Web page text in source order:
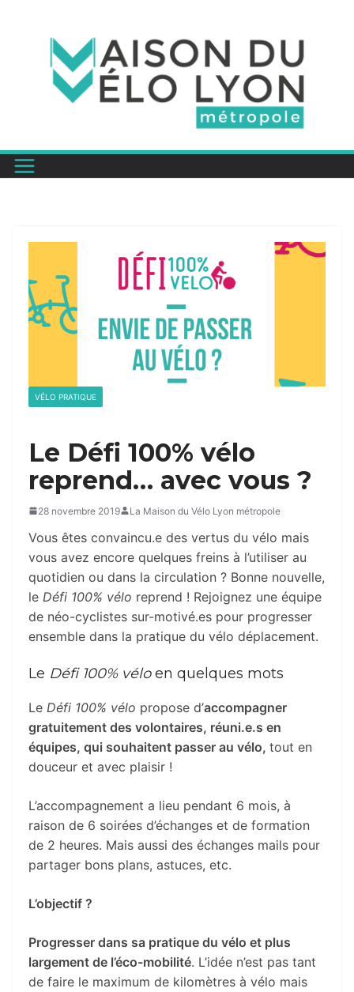
VÉLO PRATIQUE
Le Défi 100% vélo
reprend… avec vous ?
28 novembre 2019 La Maison du Vélo Lyon métropole
Vous êtes convaincu.e des vertus du vélo mais
vous avez encore quelques freins à l’utiliser au
quotidien ou dans la circulation ? Bonne nouvelle,
le Défi 100% vélo reprend ! Rejoignez une équipe
de néo-cyclistes sur-motivé.es pour progresser
ensemble dans la pratique du vélo déplacement.
Le Défi 100% véloen quelques mots
Le Défi 100% vélo propose d’accompagner
gratuitement des volontaires, réuni.e.s en
équipes, qui souhaitent passer au vélo, tout en
douceur et avec plaisir !
L’accompagnement a lieu pendant 6 mois, à
raison de 6 soirées d’échanges et de formation
de 2 heures. Mais aussi des échanges mails pour
partager bons plans, astuces, etc.
L’objectif ?
Progresser dans sa pratique du vélo et plus
largement de l’éco-mobilité. L’idée n’est pas tant
de faire le maximum de kilomètres à vélo mais